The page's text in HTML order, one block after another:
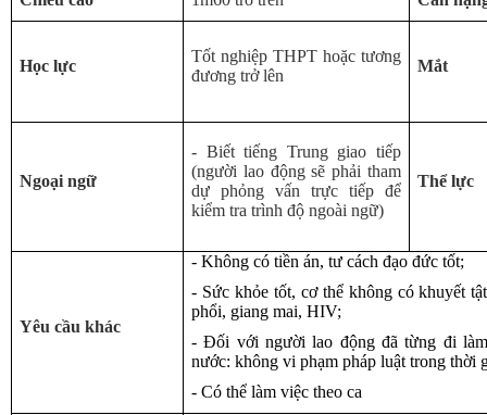
Học lực
Tốt nghiệp THPT hoặc tương
đương trở lên
Mắt
Ngoại ngữ
- Biết tiếng Trung giao tiếp
(người lao động sẽ phải tham
dự phỏng vấn trực tiếp để
kiểm tra trình độ ngoài ngữ)
Thể lực
Yêu cầu khác
- Không có tiền án, tư cách đạo đức tốt;
- Sức khỏe tốt, cơ thể không có khuyết
phổi, giang mai, HIV;
- Đối với người lao động đã từng đi
nước: không vi phạm pháp luật trong thời
- Có thể làm việc theo ca